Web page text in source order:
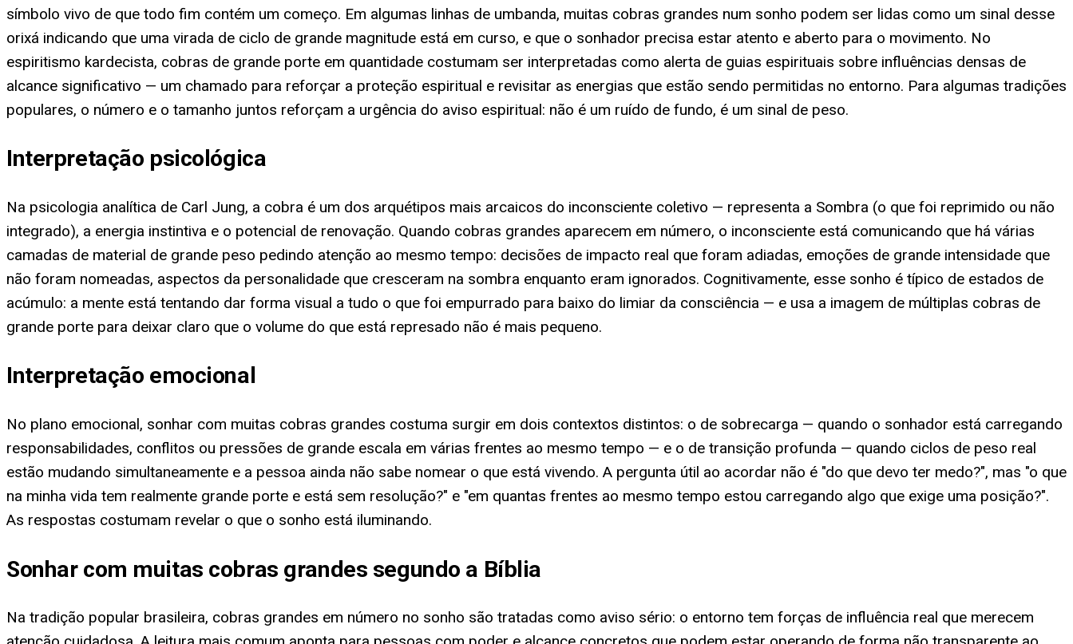
símbolo vivo de que todo fim contém um começo. Em algumas linhas de umbanda, muitas cobras grandes num sonho podem ser lidas como um sinal desse
orixá indicando que uma virada de ciclo de grande magnitude está em curso, e que o sonhador precisa estar atento e aberto para o movimento. No
espiritismo kardecista, cobras de grande porte em quantidade costumam ser interpretadas como alerta de guias espirituais sobre influências densas de
alcance significativo — um chamado para reforçar a proteção espiritual e revisitar as energias que estão sendo permitidas no entorno. Para algumas tradições
populares, o número e o tamanho juntos reforçam a urgência do aviso espiritual: não é um ruído de fundo, é um sinal de peso.
Interpretação psicológica
Na psicologia analítica de Carl Jung, a cobra é um dos arquétipos mais arcaicos do inconsciente coletivo — representa a Sombra (o que foi reprimido ou não
integrado), a energia instintiva e o potencial de renovação. Quando cobras grandes aparecem em número, o inconsciente está comunicando que há várias
camadas de material de grande peso pedindo atenção ao mesmo tempo: decisões de impacto real que foram adiadas, emoções de grande intensidade que
não foram nomeadas, aspectos da personalidade que cresceram na sombra enquanto eram ignorados. Cognitivamente, esse sonho é típico de estados de
acúmulo: a mente está tentando dar forma visual a tudo o que foi empurrado para baixo do limiar da consciência — e usa a imagem de múltiplas cobras de
grande porte para deixar claro que o volume do que está represado não é mais pequeno.
Interpretação emocional
No plano emocional, sonhar com muitas cobras grandes costuma surgir em dois contextos distintos: o de sobrecarga — quando o sonhador está carregando
responsabilidades, conflitos ou pressões de grande escala em várias frentes ao mesmo tempo — e o de transição profunda — quando ciclos de peso real
estão mudando simultaneamente e a pessoa ainda não sabe nomear o que está vivendo. A pergunta útil ao acordar não é "do que devo ter medo?", mas "o que
na minha vida tem realmente grande porte e está sem resolução?" e "em quantas frentes ao mesmo tempo estou carregando algo que exige uma posição?".
As respostas costumam revelar o que o sonho está iluminando.
Sonhar com muitas cobras grandes segundo a Bíblia
Na tradição popular brasileira, cobras grandes em número no sonho são tratadas como aviso sério: o entorno tem forças de influência real que merecem